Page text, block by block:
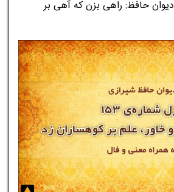
غزل شماره‌ی ۱۵۴ دیوان حافظ: راهی بزن که آهی بر